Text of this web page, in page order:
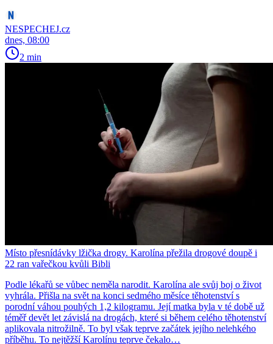
NESPECHEJ.cz
dnes, 08:00
2 min
Místo přesnídávky lžička drogy. Karolína přežila drogové doupě i
22 ran vařečkou kvůli Bibli
Podle lékařů se vůbec neměla narodit. Karolína ale svůj boj o život
vyhrála. Přišla na svět na konci sedmého měsíce těhotenství s
porodní váhou pouhých 1,2 kilogramu. Její matka byla v té době už
téměř devět let závislá na drogách, které si během celého těhotenství
aplikovala nitrožilně. To byl však teprve začátek jejího nelehkého
příběhu. To nejtěžší Karolínu teprve čekalo…